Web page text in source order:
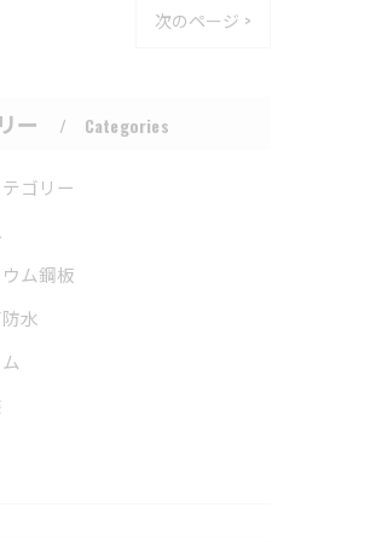
次のページ >
ー Categories
ゴリー
ム鋼板
水